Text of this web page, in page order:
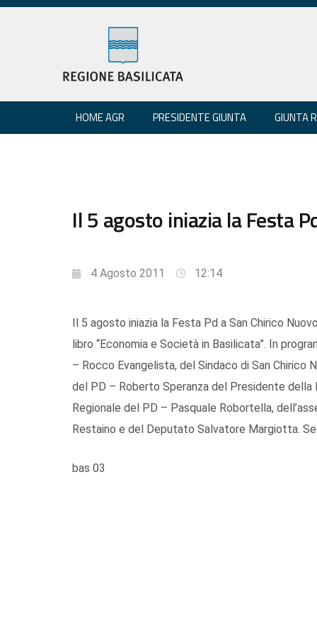
HOME AGR PRESIDENTE GIUNTA GIUNTA
Il 5 agosto iniazia la Festa
4 Agosto 2011 12:14
Il 5 agosto iniazia la Festa Pd a San Chirico
libro “Economia e Società in Basilicata”. In
– Rocco Evangelista, del Sindaco di San Chirico
del PD – Roberto Speranza del Presidente
Regionale del PD – Pasquale Robortella,
Restaino e del Deputato Salvatore Margiotta.
bas 03